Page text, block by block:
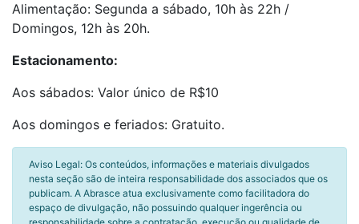
Alimentação: Segunda a sábado, 10h às 22h /
Domingos, 12h às 20h.
Estacionamento:
Aos sábados: Valor único de R$10
Aos domingos e feriados: Gratuito.
Aviso Legal: Os conteúdos, informações e materiais divulgados
nesta seção são de inteira responsabilidade dos associados que os
publicam. A Abrasce atua exclusivamente como facilitadora do
espaço de divulgação, não possuindo qualquer ingerência ou